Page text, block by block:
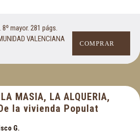
mayor. 281 págs.
VALENCIANA
COMPRAR
MASIA, LA ALQUERIA,
la vivienda Populat
G.